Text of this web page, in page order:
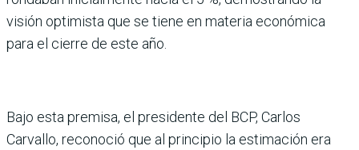
visión opti­mista que se tiene en mate­ria económica
para el cierre de este año.
Bajo esta premisa, el pre­sidente del BCP, Carlos
Carvallo, reconoció que al principio la estimación era